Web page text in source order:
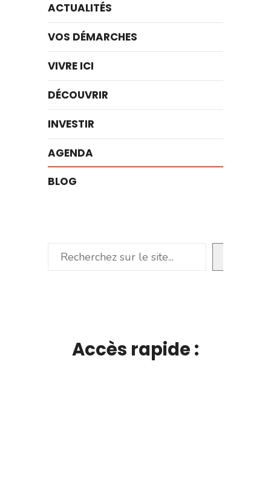
ACTUALITÉS
VOS DÉMARCHES
VIVRE ICI
DÉCOUVRIR
INVESTIR
AGENDA
BLOG
Rechercher
Accès rapide :